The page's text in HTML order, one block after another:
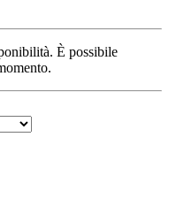
È possibile